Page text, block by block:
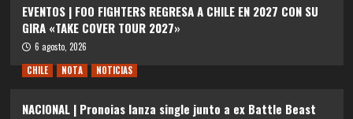
EVENTOS | FOO FIGHTERS REGRESA A CHILE EN 2027 CON SU
GIRA «TAKE COVER TOUR 2027»
6 agosto, 2026
CHILE
NOTA NOTICIAS
NACIONAL | Pronoias lanza single junto a ex Battle Beast